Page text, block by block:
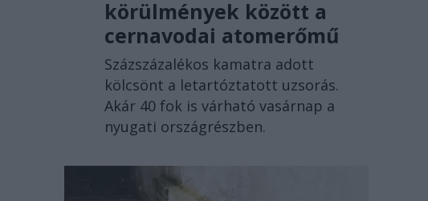
körülmények között a
cernavodai atomerőmű
Százszázalékos kamatra adott
kölcsönt a letartóztatott uzsorás.
Akár 40 fok is várható vasárnap a
nyugati országrészben.